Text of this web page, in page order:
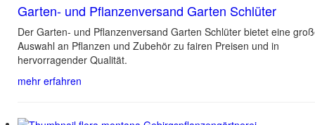
Garten- und Pflanzenversand Garten Schlüter
Der Garten- und Pflanzenversand Garten Schlüter bietet eine
Auswahl an Pflanzen und Zubehör zu fairen Preisen und in
hervorragender Qualität.
mehr erfahren